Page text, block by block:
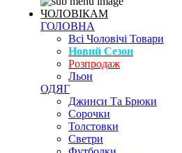
ЧОЛОВІКАМ
ГОЛОВНА
Всі Чоловічі Товари
Новий Сезон
Розпродаж
Льон
ОДЯГ
Джинси Та Брюки
Сорочки
Толстовки
Светри